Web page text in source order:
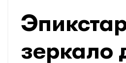
зеркало